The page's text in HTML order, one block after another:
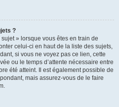
?
» lorsque vous êtes en train de
celui-ci en haut de la liste des sujets,
si vous ne voyez pas ce lien, cette
ou le temps d’attente nécessaire entre
été atteint. Il est également possible de
mais assurez-vous de le faire